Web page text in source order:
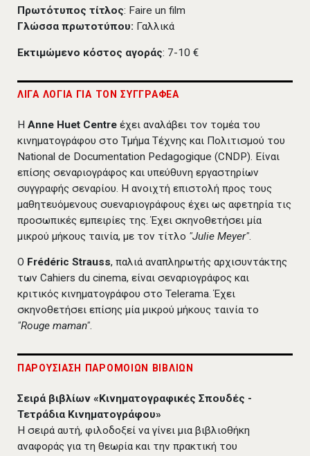
Πρωτότυπος τίτλος: Faire un film
Γλώσσα πρωτοτύπου: Γαλλικά
Εκτιμώμενο κόστος αγοράς: 7-10 €
ΛΙΓΑ ΛΟΓΙΑ ΓΙΑ ΤΟΝ ΣΥΓΓΡΑΦΕΑ
H Anne Huet Centre έχει αναλάβει τον τομέα του
κινηματογράφου στο Τμήμα Τέχνης και Πολιτισμού του
National de Documentation Pedagogique (CNDP). Είναι
επίσης σεναριογράφος και υπεύθυνη εργαστηρίων
συγγραφής σεναρίου. Η ανοιχτή επιστολή προς τους
μαθητευόμενους συεναριογράφους έχει ως αφετηρία τις
προσωπικές εμπειρίες της. Έχει σκηνοθετήσει μία
μικρού μήκους ταινία, με τον τίτλο "Julie Meyer".
O Frédéric Strauss, παλιά αναπληρωτής αρχισυντάκτης
των Cahiers du cinema, είναι σεναριογράφος και
κριτικός κινηματογράφου στο Telerama. Έχει
σκηνοθετήσει επίσης μία μικρού μήκους ταινία το
"Rouge maman".
ΠΑΡΟΥΣΙΑΣΗ ΠΑΡΟΜΟΙΩΝ ΒΙΒΛΙΩΝ
Σειρά βιβλίων «Κινηματογραφικές Σπουδές -
Τετράδια Κινηματογράφου»
Η σειρά αυτή, φιλοδοξεί να γίνει μια βιβλιοθήκη
αναφοράς για τη θεωρία και την πρακτική του